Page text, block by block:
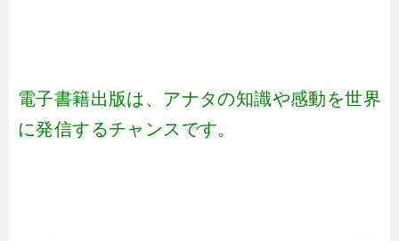
電子書籍出版は、アナタの知識や感動を世界
に発信するチャンスです。